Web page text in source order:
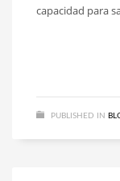
capacidad para
PUBLISHED IN